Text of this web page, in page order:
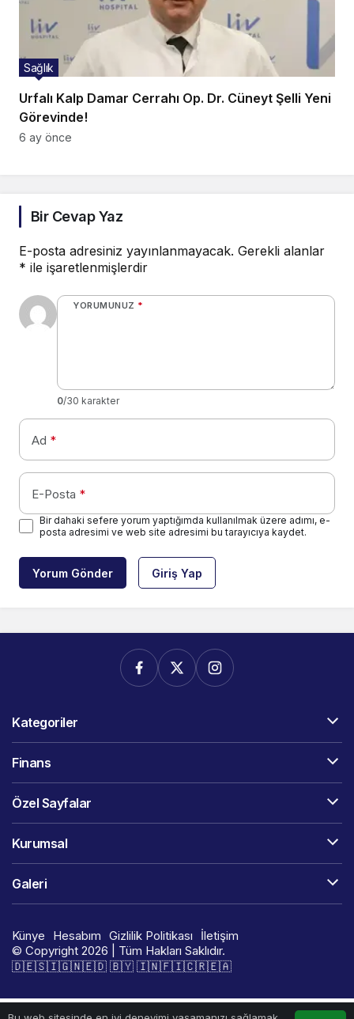
Urfalı Kalp Damar Cerrahı Op. Dr. Cüneyt Şelli Yeni
Görevinde!
Sağlık
6 ay önce
Bir Cevap Yaz
E-posta adresiniz yayınlanmayacak. Gerekli alanlar
* ile işaretlenmişlerdir
YORUMUNUZ *
0/30 karakter
Ad *
E-Posta *
Bir dahaki sefere yorum yaptığımda kullanılmak üzere adımı, e-
posta adresimi ve web site adresimi bu tarayıcıya kaydet.
Yorum Gönder Giriş Yap
Kategoriler
Finans
Özel Sayfalar
Kurumsal
Galeri
Künye Hesabım Gizlilik Politikası
İletişim
© Copyright 2026 | Tüm Hakları Saklıdır.
🇩​​​​​🇪​​​​​🇸​​​​​🇮​​​​​🇬​​​​​🇳​​​​​🇪​​​​​🇩​​​​​ 🇧​​​​​🇾​​​​​ 🇮​​​​​🇳​​​​​🇫​​​​​🇮​​​​​🇨​​​​​🇷​​​​​🇪​​​​​🇦​​​​​​​​​​